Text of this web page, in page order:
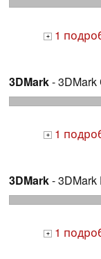
+ 1
3DMark- 3DMark
+ 1
3DMark- 3DMark
+ 1